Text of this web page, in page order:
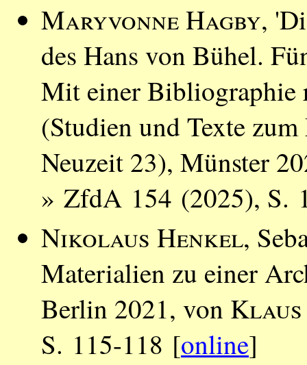
Maryvonne Hagby,
des Hans von Bühel.
Mit einer Bibliographie
(Studien und Texte
Neuzeit 23), Münster
» ZfdA 154 (2025), S.
Nikolaus Henkel,
Materialien zu einer
Berlin 2021, von
S. 115-118 [online]